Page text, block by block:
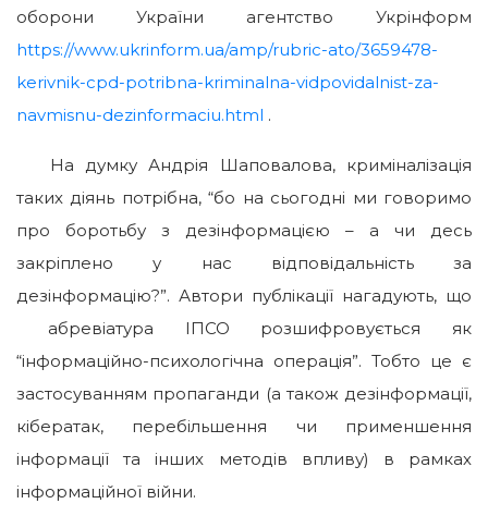
оборони України агентство Укрінформ
https://www.ukrinform.ua/amp/rubric-ato/3659478-
kerivnik-cpd-potribna-kriminalna-vidpovidalnist-za-
navmisnu-dezinformaciu.html .
На думку Андрія Шаповалова, криміналізація
таких діянь потрібна, “бо на сьогодні ми говоримо
про боротьбу з дезінформацією – а чи десь
закріплено у нас відповідальність за
дезінформацію?”. Автори публікації нагадують, що
абревіатура ІПСО розшифровується як
“інформаційно-психологічна операція”. Тобто це є
застосуванням пропаганди (а також дезінформації,
кібератак, перебільшення чи применшення
інформації та інших методів впливу) в рамках
інформаційної війни.